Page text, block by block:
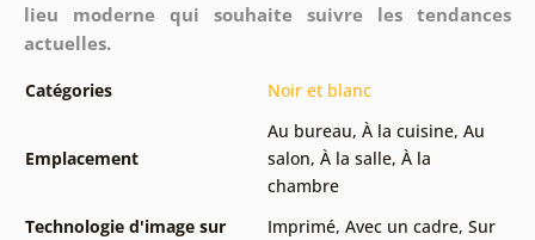
lieu moderne qui souhaite suivre les tendances
actuelles.
Catégories Noir et blanc
Emplacement
Au bureau, À la cuisine, Au
salon, À la salle, À la
chambre
Technologie d'image sur
Imprimé, Avec un cadre, Sur